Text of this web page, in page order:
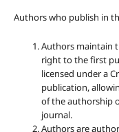
Authors who publish in
Authors maintain
right to the first
licensed under a
publication,
of the authorship
journal.
Authors are